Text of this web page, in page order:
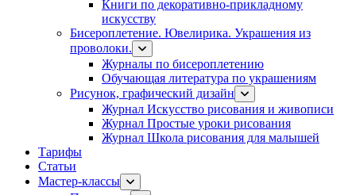
Книги по декоративно-прикладному
искусству
Бисероплетение. Ювелирика. Украшения из
проволоки.
Журналы по бисероплетению
Обучающая литература по украшениям
Рисунок, графический дизайн
Журнал Искусство рисования и живописи
Журнал Простые уроки рисования
Журнал Школа рисования для малышей
Тарифы
Статьи
Мастер-классы